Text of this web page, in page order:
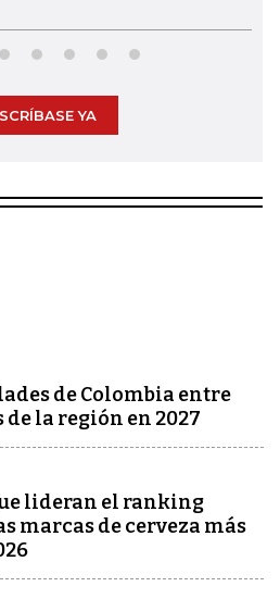
YA
de Colombia entre
de la región en 2027
lideran el ranking
marcas de cerveza más